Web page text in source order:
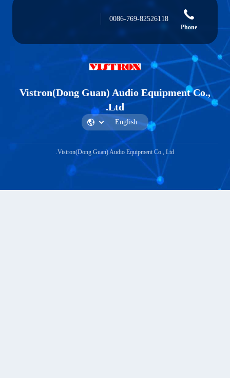
0086-769-82526118
Vistron(Dong Guan) Audio
Ltd.
Vistron(Dong Guan) Audio Equipment Co., Ltd.